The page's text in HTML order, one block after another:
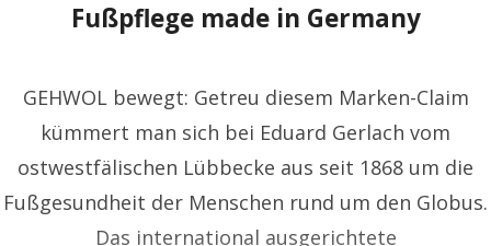
Fußpflege made in Germany
GEHWOL bewegt: Getreu diesem Marken-Claim
kümmert man sich bei Eduard Gerlach vom
ostwestfälischen Lübbecke aus seit 1868 um die
Fußgesundheit der Menschen rund um den Globus.
Das international ausgerichtete